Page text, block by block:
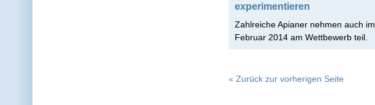
experimentieren
Zahlreiche Apianer nehmen auch im
Februar 2014 am Wettbewerb teil.
« Zurück zur vorherigen Seite